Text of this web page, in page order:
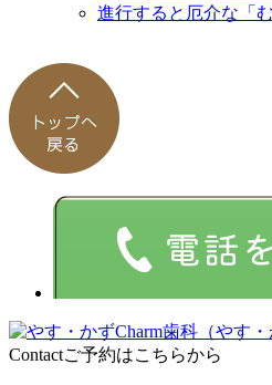
進行すると厄介な「む
Contactご予約はこちらから